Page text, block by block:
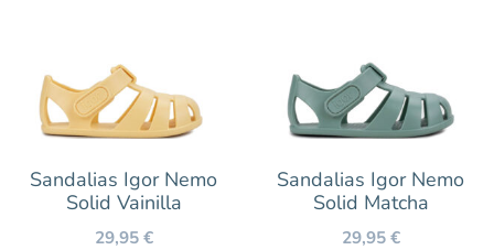
20 21 22 25 26 27
37 38
Sandalias Igor Nemo
Solid Vainilla
29,95€
Sandalias Igor Nemo
Solid Matcha
29,95€